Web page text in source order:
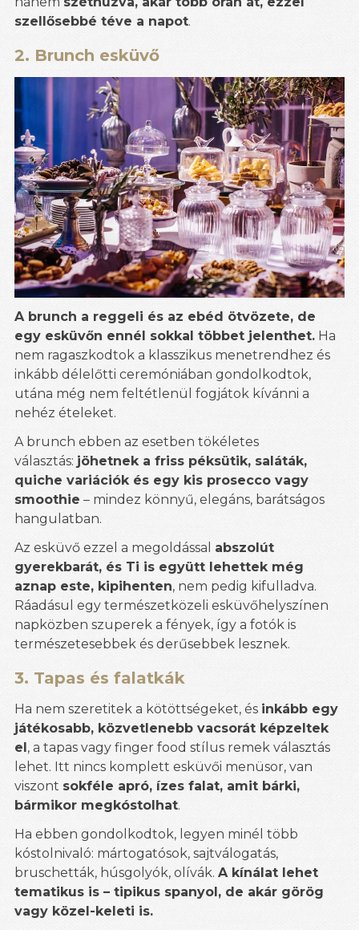
szellősebbé téve a napot.
2. Brunch esküvő
A brunch a reggeli és az ebéd ötvözete, de
egy esküvőn ennél sokkal többet jelenthet. Ha
nem ragaszkodtok a klasszikus menetrendhez és
inkább délelőtti ceremóniában gondolkodtok,
utána még nem feltétlenül fogjátok kívánni a
nehéz ételeket.
A brunch ebben az esetben tökéletes
választás: jöhetnek a friss péksütik, saláták,
quiche variációk és egy kis prosecco vagy
smoothie – mindez könnyű, elegáns, barátságos
hangulatban.
Az esküvő ezzel a megoldással abszolút
gyerekbarát, és Ti is együtt lehettek még
aznap este, kipihenten, nem pedig kifulladva.
Ráadásul egy természetközeli esküvőhelyszínen
napközben szuperek a fények, így a fotók is
természetesebbek és derűsebbek lesznek.
3. Tapas és falatkák
Ha nem szeretitek a kötöttségeket, és inkább egy
játékosabb, közvetlenebb vacsorát képzeltek
el, a tapas vagy finger food stílus remek választás
lehet. Itt nincs komplett esküvői menüsor, van
viszont sokféle apró, ízes falat, amit bárki,
bármikor megkóstolhat.
Ha ebben gondolkodtok, legyen minél több
kóstolnivaló: mártogatósok, sajtválogatás,
bruschetták, húsgolyók, olívák. A kínálat lehet
tematikus is – tipikus spanyol, de akár görög
vagy közel-keleti is.